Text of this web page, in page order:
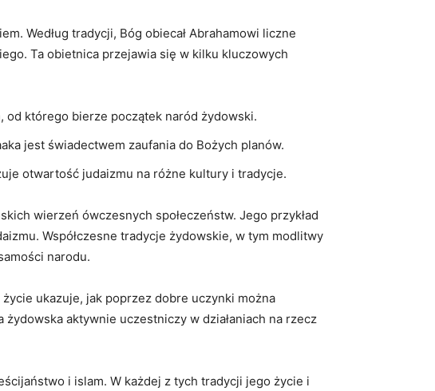
Według tradycji, Bóg obiecał Abrahamowi liczne
Ta obietnica przejawia się w kilku kluczowych
od którego bierze początek naród żydowski.
jest świadectwem zaufania do Bożych planów.
otwartość judaizmu na różne kultury i tradycje.
wierzeń ówczesnych społeczeństw. Jego przykład
Współczesne tradycje żydowskie, w tym modlitwy
narodu.
ukazuje, jak poprzez dobre uczynki można
aktywnie uczestniczy w działaniach na rzecz
i islam. W każdej z tych tradycji jego życie i